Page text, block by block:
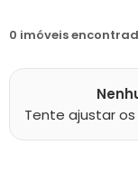
0 imóveis
Tente ajustar